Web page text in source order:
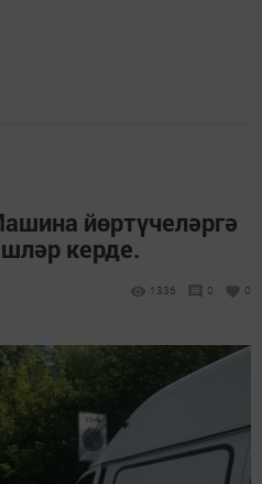
йөртүчеләргә
керде.
1336 0 0